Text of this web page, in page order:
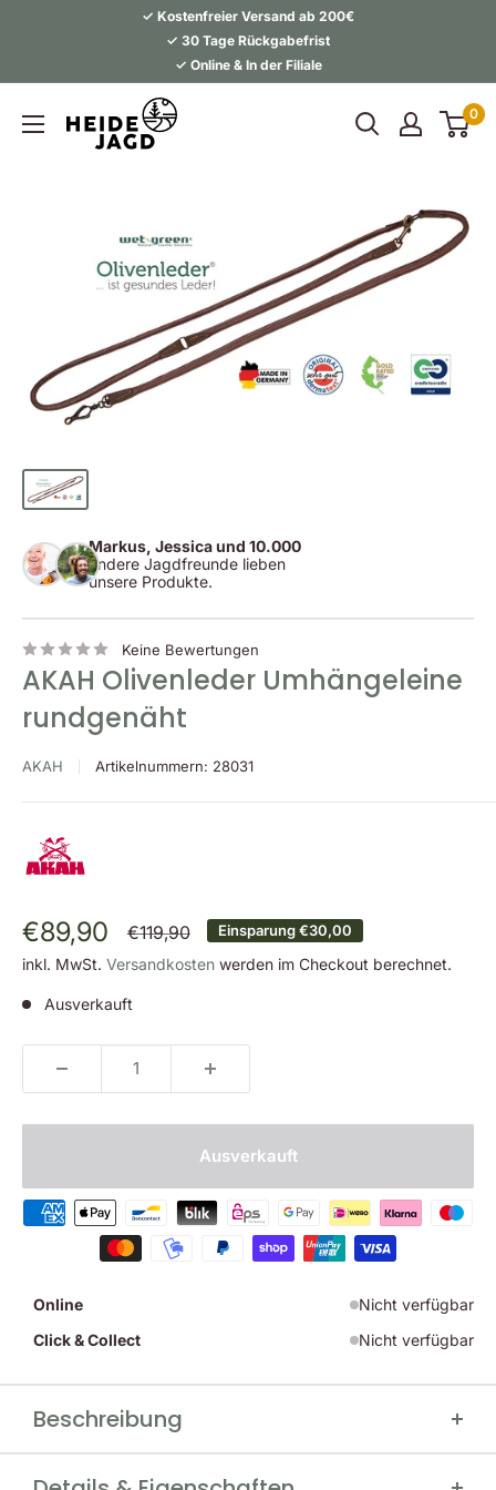
✓ Kostenfreier Versand ab 200€
✓ 30 Tage Rückgabefrist
✓ Online & In der Filiale
0
Markus, Jessica und 10.000
andere Jagdfreunde lieben
unsere Produkte.
Keine Bewertungen
AKAH Olivenleder Umhängeleine
rundgenäht
AKAH Artikelnummern: 28031
Sonderpreis
€89,90 Normalpreis
€119,90 Einsparung€30,00
inkl. MwSt. Versandkosten werden im Checkout berechnet.
Ausverkauft
Ausverkauft
Online
Nicht verfügbar
Click & Collect
Nicht verfügbar
Beschreibung
AKAH Olivenleder Umhängeleine